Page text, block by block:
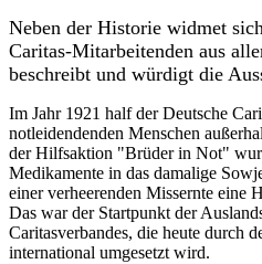
Neben der Historie widmet
Caritas-Mitarbeitenden aus
beschreibt und würdigt die
Im Jahr 1921 half der Deutsche
notleidendenden Menschen
der Hilfsaktion "Brüder in Not"
Medikamente in das damalige
einer verheerenden Missernte eine
Das war der Startpunkt der
Caritasverbandes, die heute durch
international umgesetzt wird.